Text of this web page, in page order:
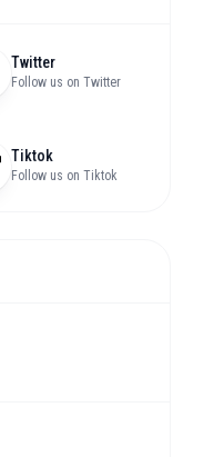
Twitter
Follow us on Twitter
Tiktok
Follow us on Tiktok